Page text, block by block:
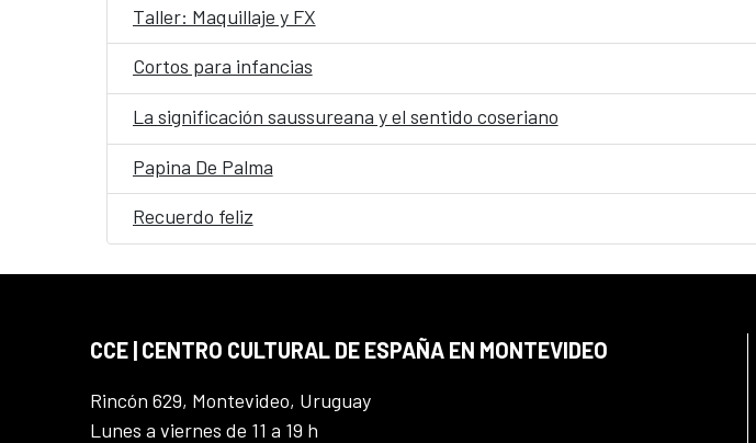
Taller: Maquillaje y FX
Cortos para infancias
La significación saussureana y el sentido coseriano
Papina De Palma
Recuerdo feliz
CCE | CENTRO CULTURAL DE ESPAÑA EN MONTEVIDEO
Rincón 629, Montevideo, Uruguay
Lunes a viernes de 11 a 19 h